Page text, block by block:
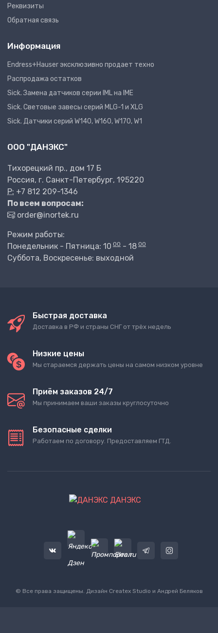
Реквизиты
Обратная связь
Информация
Endress+Hauser эксклюзивно продает техно
Распродажа остатков
Sick. Замена датчиков серии IML на IME
Sick. Световые завесы серий MLG-1 и XLG
Sick. Датчики серий W140, W160, W170, W1
ООО "ДАНЭКС"
Тихорецкий пр., дом 17 Б
Россия, г. Санкт-Петербург, 195220
P: +7 812 209-1346
По всем вопросам:
order@inortek.ru
Режим работы:
Понедельник - Пятница: 10 00 - 18 00
Суббота, Воскресенье: выходной
Быстрая доставка
Доставка в РФ и страны СНГ от трёх недель
Низкие цены
Мы стараемся держать цены на самом низком уровне
Приём заказов 24/7
Мы принимаем ваши заказы круглосуточно
Безопасные сделки
Работаем по договору. Предоставляем ГТД.
ДАНЭКС
© Все права защищены. Дизайн Createx Studio и Андрей Беляков